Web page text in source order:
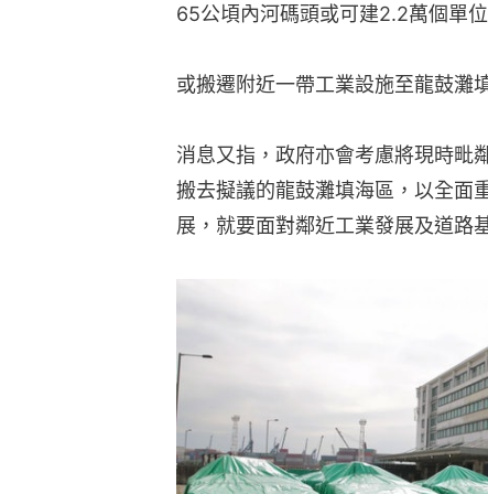
65公頃內河碼頭或可建2.2萬個單
或搬遷附近一帶工業設施至龍鼓灘
消息又指，政府亦會考慮將現時毗
搬去擬議的龍鼓灘填海區，以全面
展，就要面對鄰近工業發展及道路